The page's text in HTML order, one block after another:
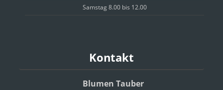
Samstag 8.00 bis 12.00
Kontakt
Blumen Tauber